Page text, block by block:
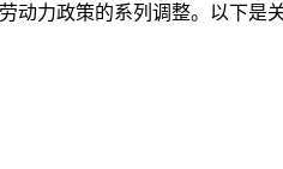
动力政策的系列调整。以下是